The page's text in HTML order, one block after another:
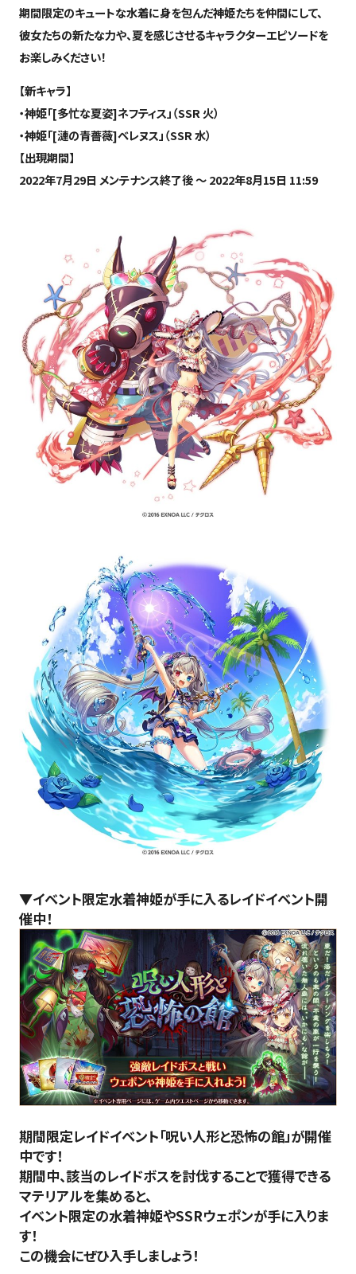
期間限定のキュートな水着に身を包んだ神姫たちを仲間にして、
彼女たちの新たな力や、夏を感じさせるキャラクターエピソードを
お楽しみください！
【新キャラ】
・神姫「[多忙な夏姿]ネフティス」（SSR 火）
・神姫「[漣の青薔薇]ベレヌス」（SSR 水）
【出現期間】
2022年7月29日 メンテナンス終了後 ～ 2022年8月15日 11:59
▼イベント限定水着神姫が手に入るレイドイベント開
催中！
期間限定レイドイベント「呪い人形と恐怖の館」が開催
中です！
期間中、該当のレイドボスを討伐することで獲得できる
マテリアルを集めると、
イベント限定の水着神姫やSSRウェポンが手に入りま
す！
この機会にぜひ入手しましょう！